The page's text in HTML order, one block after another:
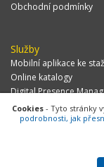
Obchodní podmínky
Služby
Mobilní aplikace ke
Online katalogy
Digital Presence
Více zákazníků
© 2026 MEDIATEL
+420
Cookies - Tyto stránky
podrobnosti, jak